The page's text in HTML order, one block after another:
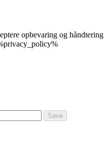
opbevaring og håndtering